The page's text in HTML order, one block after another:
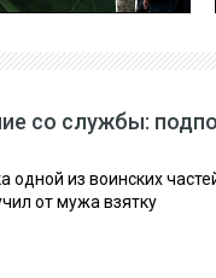
со службы:
одной из воинских
от мужа взятку